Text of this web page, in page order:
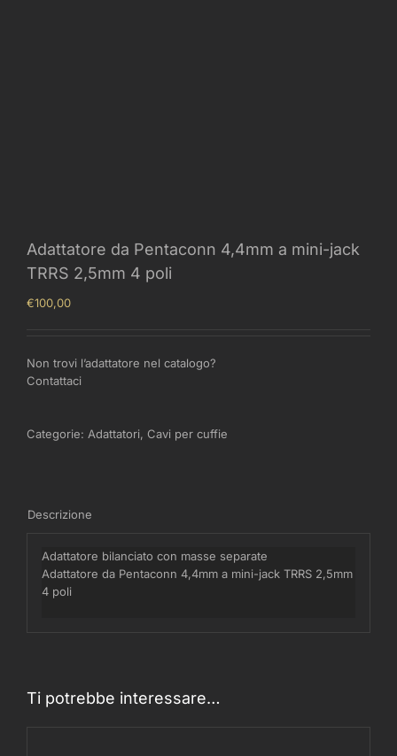
Adattatore da Pentaconn 4,4mm a mini-jack
TRRS 2,5mm 4 poli
€100,00
Non trovi l’adattatore nel catalogo?
Contattaci
Categorie: Adattatori, Cavi per cuffie
Descrizione
Adattatore bilanciato con masse separate
Adattatore da Pentaconn 4,4mm a mini-jack TRRS 2,5mm
4 poli
Ti potrebbe interessare…